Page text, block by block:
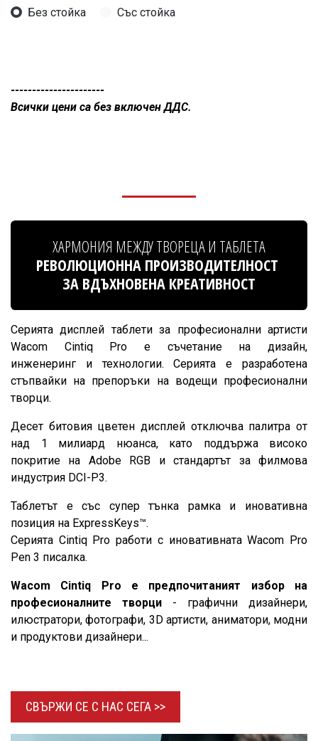
Без стойка Със стойка
----------------------
Всички цени са без включен ДДС.
ХАРМОНИЯ МЕЖДУ ТВОРЕЦА И ТАБЛЕТА
РЕВОЛЮЦИОННА ПРОИЗВОДИТЕЛНОСТ
ЗА ВДЪХНОВЕНА КРЕАТИВНОСТ
Серията дисплей таблети за професионални артисти
Wacom Cintiq Pro е съчетание на дизайн,
инженеринг и технологии. Серията е разработена
стъпвайки на препоръки на водещи професионални
творци.
Десет битовия цветен дисплей отключва палитра от
над 1 милиард нюанса, като поддържа високо
покритие на Adobe RGB и стандартът за филмова
индустрия DCI-P3.
Таблетът е със супер тънка рамка и иновативна
позиция на ExpressKeys™.
Серията Cintiq Pro работи с иновативната Wacom Pro
Pen 3 писалка.
Wacom Cintiq Pro е предпочитаният избор на
професионалните творци - графични дизайнери,
илюстратори, фотографи, 3D артисти, аниматори, модни
и продуктови дизайнери...
СВЪРЖИ СЕ С НАС СЕГА >>​​​​